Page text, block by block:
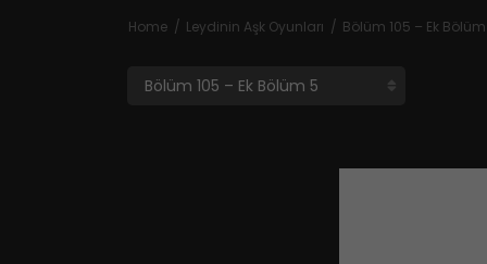
Home Leydinin Aşk Oyunları Bölüm 105 – Ek